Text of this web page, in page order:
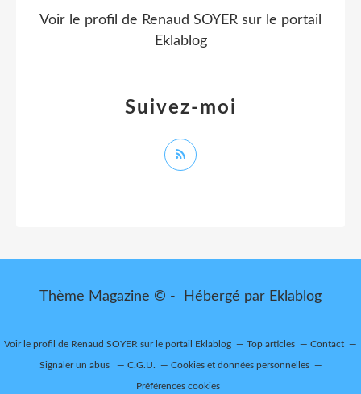
Suivez-moi
Voir le profil de Renaud SOYER sur le portail
Eklablog
Thème Magazine © - Hébergé par Eklablog
Voir le profil de Renaud SOYER sur le portail Eklablog Top articles Contact
Signaler un abus C.G.U. Cookies et données personnelles
Préférences cookies